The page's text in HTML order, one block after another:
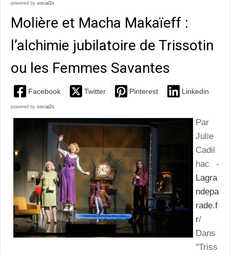
powered by social2s
Molière et Macha Makaïeff :
l’alchimie jubilatoire de Trissotin
ou les Femmes Savantes
Facebook Twitter Pinterest Linkedin
powered by social2s
Par
Julie
Cadil
hac -
Lagra
ndepa
rade.f
r/
Dans
"Triss